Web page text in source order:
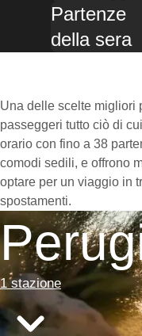
Partenze
della sera
Una delle scelte migliori
passeggeri tutto ciò di
orario con fino a 38
comodi sedili, e offrono
optare per un viaggio in
spostamenti.
1 stazione